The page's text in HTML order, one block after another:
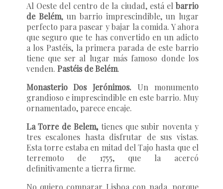
Al Oeste del centro de la ciudad, está elbarrio
de Belém, un barrio imprescindible, un lugar
perfecto para pasear y bajar la comida. Y ahora
que seguro que te has convertido en un adicto
a los Pastéis, la primera parada de este barrio
tiene que ser al lugar más famoso donde los
venden. Pastéis de Belém.
Monasterio Dos Jerónimos. Un monumento
grandioso e imprescindible en este barrio. Muy
ornamentado, parece encaje.
La Torre de Belem, tienes que subir noventa y
tres escalones hasta disfrutar de sus vistas.
Esta torre estaba en mitad del Tajo hasta que el
terremoto de 1755, que la acercó
definitivamente a tierra firme.
No quiero comparar Lisboa con nada, porque